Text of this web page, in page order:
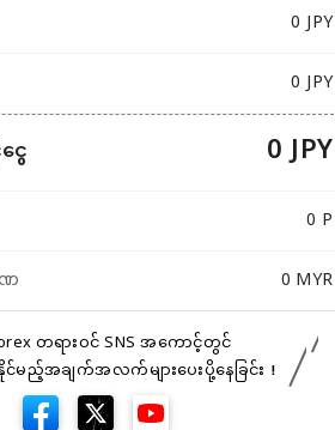
0 JPY
0 JPY
ေ 0 JPY
0 P
0MYR
တရားဝင် SNS အကောင့်တွင်
ည့်အချက်အလက်များပေးပို့နေခြင်း！